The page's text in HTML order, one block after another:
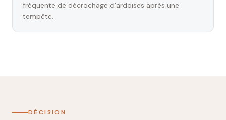
fréquente de décrochage d'ardoises après une
tempête.
DÉCISION